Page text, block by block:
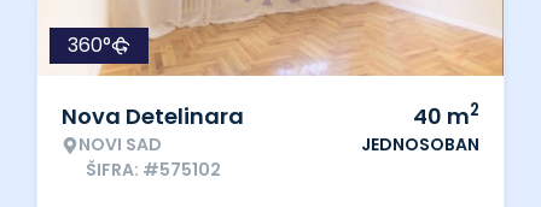
360°
Nova Detelinara
NOVI SAD
ŠIFRA: #575102
40 m2
JEDNOSOBAN